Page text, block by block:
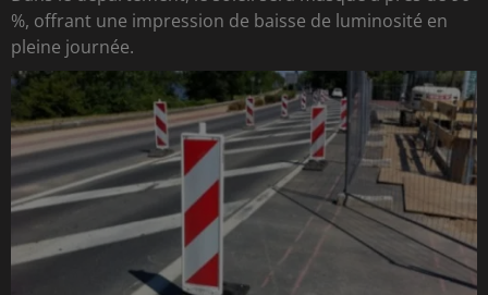
%, offrant une impression de baisse de luminosité en
pleine journée.